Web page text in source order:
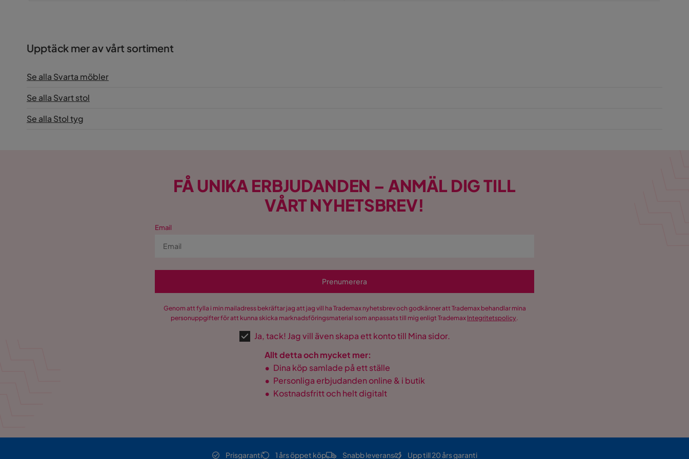
Upptäck mer av vårt sortiment
Se alla Svarta möbler
Se alla Svart stol
Se alla Stol tyg
FÅ UNIKA ERBJUDANDEN – ANMÄL DIG TILL
VÅRT NYHETSBREV!
Email
Prenumerera
Genom att fylla i min mailadress bekräftar jag att jag vill ha Trademax nyhetsbrev och godkänner att Trademax behandlar mina
personuppgifter för att kunna skicka marknadsföringsmaterial som anpassats till mig enligt Trademax Integritetspolicy.
Ja, tack! Jag vill även skapa ett konto till Mina sidor.
Allt detta och mycket mer:
• Dina köp samlade på ett ställe
• Personliga erbjudanden online & i butik
• Kostnadsfritt och helt digitalt
Prisgaranti 1 års öppet köp Snabb leverans Upp till 20 års garanti